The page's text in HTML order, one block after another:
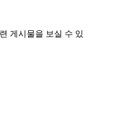
게시물을 보실 수 있